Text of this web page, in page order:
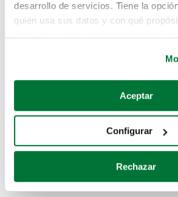
desarrollo de servicios. Tiene la
quién usa sus datos y con qué
Si lo permite, también quisiéramos:
Recopilar información sobre su
Identificar su dispositivo
para buscar características
Obtenga más información sobre
Aceptar
Configurar
Rechazar
Pero puedes encontrar el coche
buscando en alguno de estos
Coches de segunda mano
Coches de km0